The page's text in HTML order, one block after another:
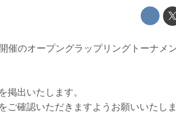
催のオープングラップリングトーナメ
掲出いたします。
ご確認いただきますようお願いいたしま